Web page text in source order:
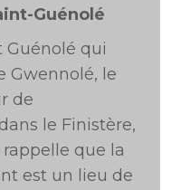
Guénolé
Guénolé qui
Gwennolé, le
de
le Finistère,
que la
est un lieu de